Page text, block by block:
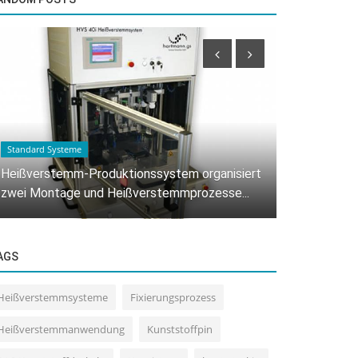
organisiert
Anwendungen
Heißverstemmanwendung für
Kunststoff-Verbindungen.
Fixierungsprozess
Kunststoffpin